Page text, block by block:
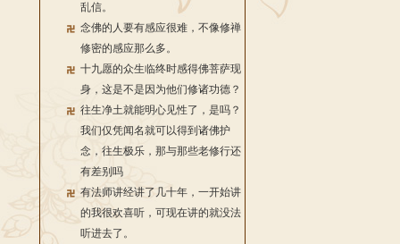
乱信。
念佛的人要有感应很难，不像修禅
修密的感应那么多。
十九愿的众生临终时感得佛菩萨现
身，这是不是因为他们修诸功德？
往生净土就能明心见性了，是吗？
我们仅凭闻名就可以得到诸佛护
念，往生极乐，那与那些老修行还
有差别吗
有法师讲经讲了几十年，一开始讲
的我很欢喜听，可现在讲的就没法
听进去了。